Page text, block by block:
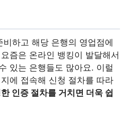
하고 해당 은행의 영업점에
즘은 온라인 뱅킹이 발달해서
있는 은행들도 많아요. 이럴
에 접속해 신청 절차를 따라
인증 절차를 거치면 더욱 쉽